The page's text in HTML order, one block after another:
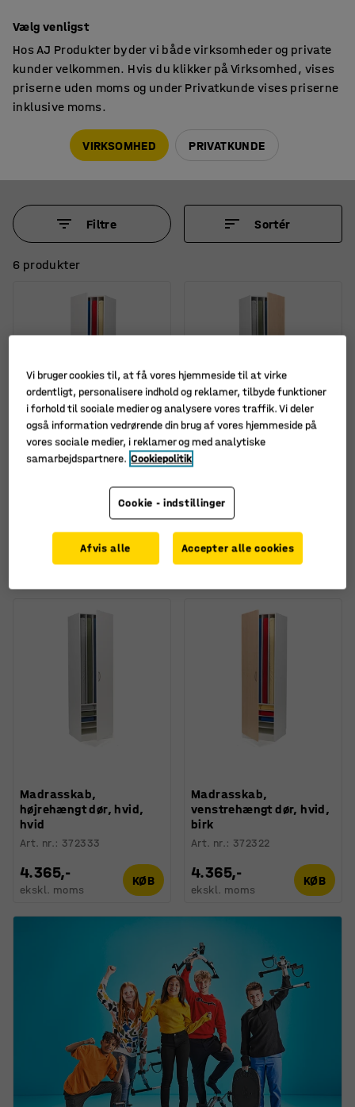
Madrasskabe
Filtre Sortér
6 produkter
venstrehængt dør, hvid,
KØB
højrehængt dør, hvid,
birk
4.365,-
Madrasskab,
højrehængt dør, hvid,
hvid
Art. nr.: 372333
4.365,-
ekskl. moms
KØB
Madrasskab,
venstrehængt dør, hvid,
birk
Art. nr.: 372322
4.365,-
ekskl. moms
KØB
Vælg venligst
Hos AJ Produkter byder vi både virksomheder og private
kunder velkommen. Hvis du klikker på Virksomhed, vises
priserne uden moms og under Privatkunde vises priserne
inklusive moms.
VIRKSOMHED PRIVATKUNDE
Vi bruger cookies til, at få vores hjemmeside til at virke
ordentligt, personalisere indhold og reklamer, tilbyde funktioner
i forhold til sociale medier og analysere vores traffik. Vi deler
også information vedrørende din brug af vores hjemmeside på
vores sociale medier, i reklamer og med analytiske
samarbejdspartnere. Cookiepolitik
Cookie - indstillinger
Afvis alle Accepter alle cookies